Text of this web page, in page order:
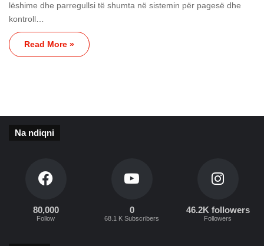
lëshime dhe parregullsi të shumta në sistemin për pagesë dhe
kontroll…
Read More »
Na ndiqni
80,000
Follow
0
68.1 K Subscribers
46.2K followers
Followers